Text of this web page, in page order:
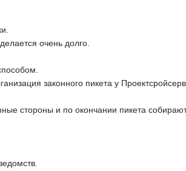
очень долго.
законного пикета у
стороны и по окончании пикета